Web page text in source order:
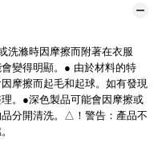
洗滌時因摩擦而附著在衣服
變得明顯。● 由於材料的特
摩擦而起毛和起球。如有發現
。●深色製品可能會因摩擦或
分開清洗。△！警告：產品不